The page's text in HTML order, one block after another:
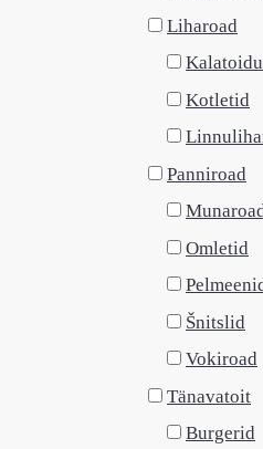
Liharoad
Kotletid
Panniroad
Omletid
Šnitslid
Vokiroad
Tänavatoit
Burgerid